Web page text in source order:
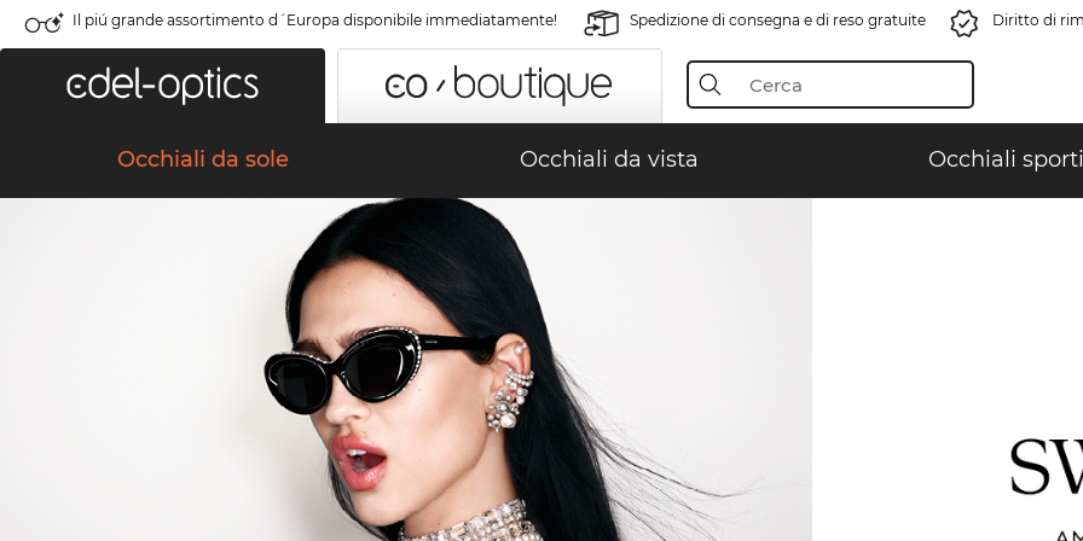
Il piú grande assortimento d´Europa disponibile immediatamente! Spedizione di consegna e di reso gratuite Diritto di
Occhiali da sole Occhiali da vista Occhiali